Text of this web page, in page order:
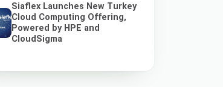
Siaflex Launches New Turkey
Cloud Computing Offering,
Powered by HPE and
CloudSigma